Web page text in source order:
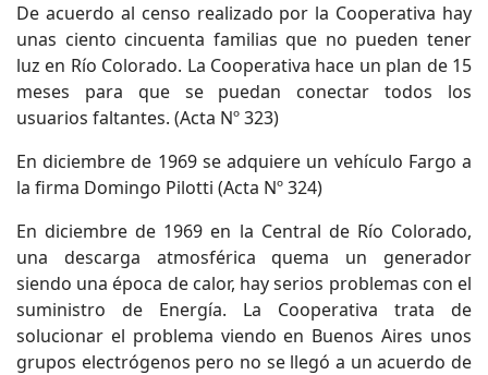
De acuerdo al censo realizado por la Cooperativa hay
unas ciento cincuenta familias que no pueden tener
luz en Río Colorado. La Cooperativa hace un plan de 15
meses para que se puedan conectar todos los
usuarios faltantes. (Acta Nº 323)
En diciembre de 1969 se adquiere un vehículo Fargo a
la firma Domingo Pilotti (Acta Nº 324)
En diciembre de 1969 en la Central de Río Colorado,
una descarga atmosférica quema un generador
siendo una época de calor, hay serios problemas con el
suministro de Energía. La Cooperativa trata de
solucionar el problema viendo en Buenos Aires unos
grupos electrógenos pero no se llegó a un acuerdo de